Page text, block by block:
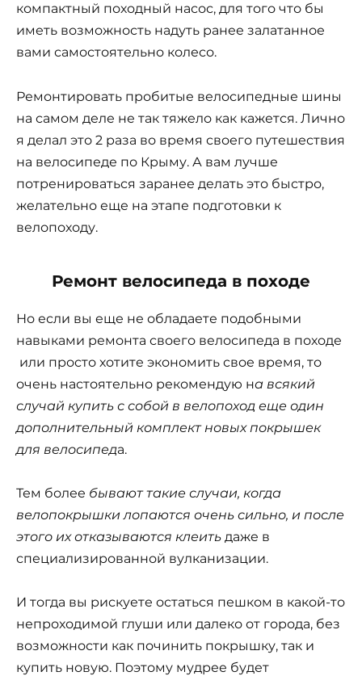
компактный походный насос, для того что бы
иметь возможность надуть ранее залатанное
вами самостоятельно колесо.
Ремонтировать пробитые велосипедные шины
на самом деле не так тяжело как кажется. Лично
я делал это 2 раза во время своего путешествия
на велосипеде по Крыму. А вам лучше
потренироваться заранее делать это быстро,
желательно еще на этапе подготовки к
велопоходу.
Ремонт велосипеда в походе
Но если вы еще не обладаете подобными
навыками ремонта своего велосипеда в походе
или просто хотите экономить свое время, то
очень настоятельно рекомендую на всякий
случай купить с собой в велопоход еще один
дополнительный комплект новых покрышек
для велосипеда.
Тем более бывают такие случаи, когда
велопокрышки лопаются очень сильно, и после
этого их отказываются клеить даже в
специализированной вулканизации.
И тогда вы рискуете остаться пешком в какой-то
непроходимой глуши или далеко от города, без
возможности как починить покрышку, так и
купить новую. Поэтому мудрее будет